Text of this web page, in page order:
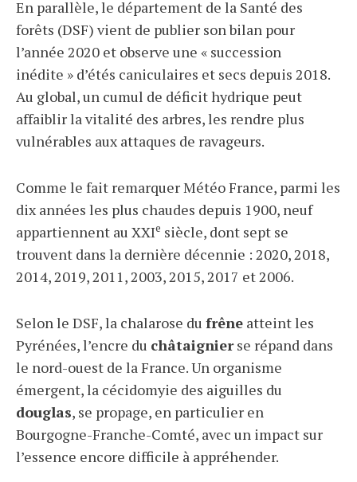
En parallèle, le département de la Santé des
forêts (DSF) vient de publier son bilan pour
l’année 2020 et observe une « succession
inédite » d’étés caniculaires et secs depuis 2018.
Au global, un cumul de déficit hydrique peut
affaiblir la vitalité des arbres, les rendre plus
vulnérables aux attaques de ravageurs.
Comme le fait remarquer Météo France, parmi les
dix années les plus chaudes depuis 1900, neuf
appartiennent au XXIe siècle, dont sept se
trouvent dans la dernière décennie : 2020, 2018,
2014, 2019, 2011, 2003, 2015, 2017 et 2006.
Selon le DSF, la chalarose du frêne atteint les
Pyrénées, l’encre du châtaignierse répand dans
le nord-ouest de la France. Un organisme
émergent, la cécidomyie des aiguilles du
douglas, se propage, en particulier en
Bourgogne-Franche-Comté, avec un impact sur
l’essence encore difficile à appréhender.